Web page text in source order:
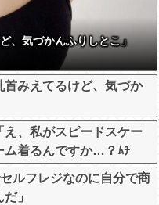
、気づかんふりしとこ」
首みえてるけど、気づか
え、私がスピードスケー
ム着るんですか…？ﾑﾁ
刺さるやろw w w w w w
ルフレジなのに自分で商
」